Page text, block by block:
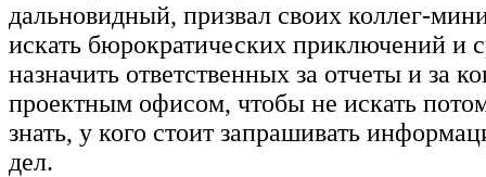
дальновидный, призвал своих коллег-
искать бюрократических приключений и
назначить ответственных за отчеты и за
проектным офисом, чтобы не искать
знать, у кого стоит запрашивать
дел.